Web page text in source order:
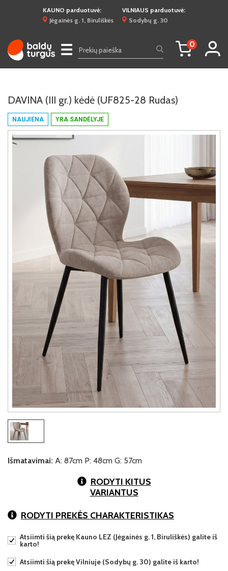
KAUNO parduotuvė:
Jėgainės g. 1, Biruliškės
VILNIAUS parduotuvė:
Sodybų g. 30
☰ 0
NAUJIENA YRA SANDĖLYJE
DAVINA (III gr.) kėdė (UF825-28 Rudas)
Išmatavimai: A: 87cm P: 48cm G: 57cm
RODYTI KITUS
VARIANTUS
RODYTI PREKĖS CHARAKTERISTIKAS
Atsiimti šią prekę Kauno LEZ (Jėgainės g. 1, Biruliškės) galite iš
karto!
Atsiimti šią prekę Vilniuje (Sodybų g. 30) galite iš karto!